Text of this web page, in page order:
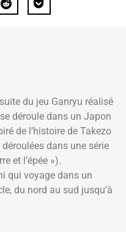
du jeu Ganryu réalisé
se déroule dans un Japon
de l’histoire de Takezo
dans une série
et l’épée »).
qui voyage dans un
du nord au sud jusqu’à